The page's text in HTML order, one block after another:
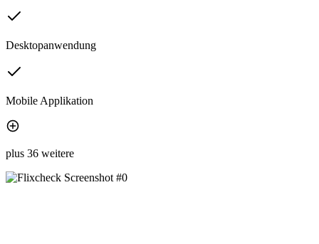
Desktopanwendung
Mobile Applikation
plus 36 weitere